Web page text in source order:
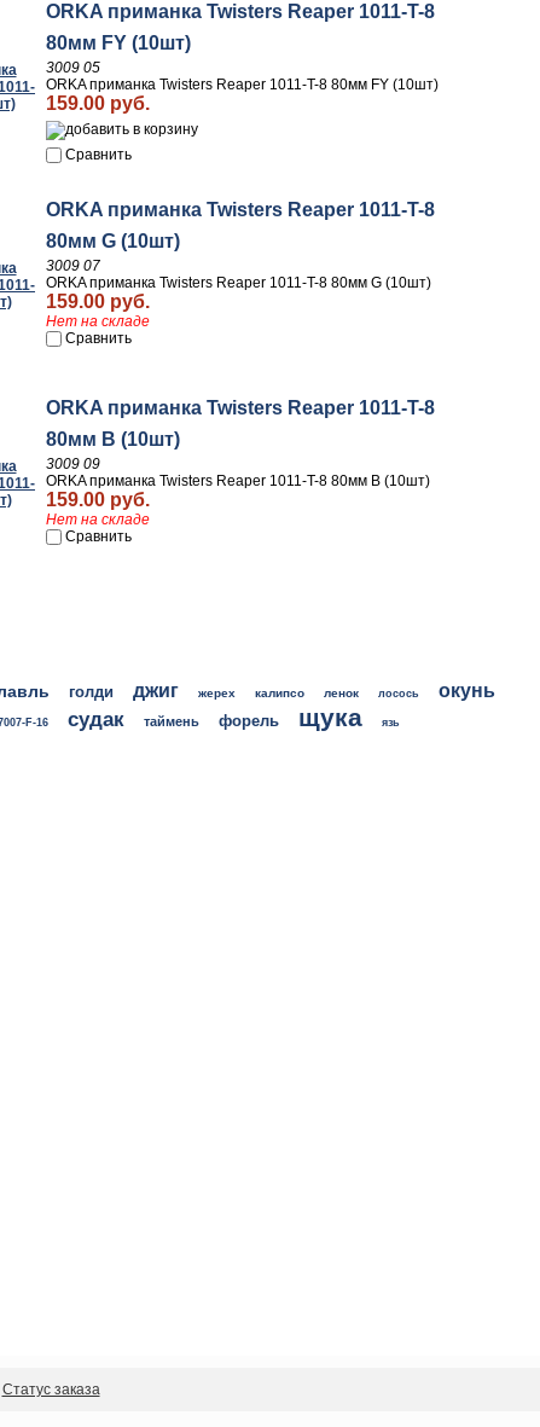
ORKA приманка Twisters Reaper 1011-T-8
80мм FY (10шт)
3009 05
ORKA приманка Twisters Reaper 1011-T-8 80мм FY (10шт)
159.00 руб.
Сравнить
ORKA приманка Twisters Reaper 1011-T-8
80мм G (10шт)
3009 07
ORKA приманка Twisters Reaper 1011-T-8 80мм G (10шт)
159.00 руб.
Нет на складе
Сравнить
ORKA приманка Twisters Reaper 1011-T-8
80мм B (10шт)
3009 09
ORKA приманка Twisters Reaper 1011-T-8 80мм B (10шт)
159.00 руб.
Нет на складе
Сравнить
голди джиг жерех калипсо ленок лосось окунь
F-16 судак таймень форель щука язь
Статус заказа